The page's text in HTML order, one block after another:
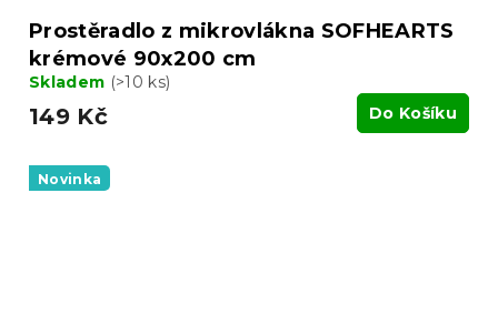
Prostěradlo z mikrovlákna SOFHEARTS
krémové 90x200 cm
Skladem (>10 ks)
149 Kč Do Košíku
Novinka